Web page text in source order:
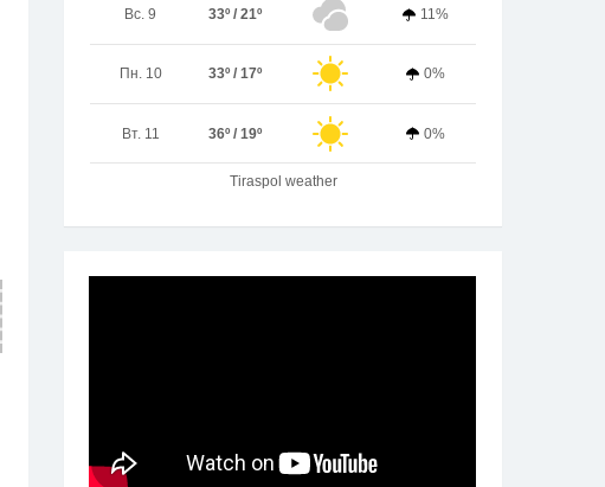
Вс. 9 33º / 21º 11%
Пн. 10 33º / 17º 0%
Вт. 11 36º / 19º 0%
Tiraspol weather